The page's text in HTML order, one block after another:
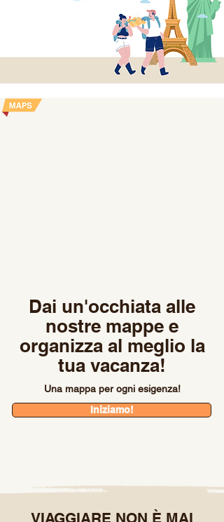
Dai un'occhiata alle
nostre mappe e
organizza al meglio la
tua vacanza!
Una mappa per ogni esigenza!
Iniziamo!
VIAGGIARE NON È MAI